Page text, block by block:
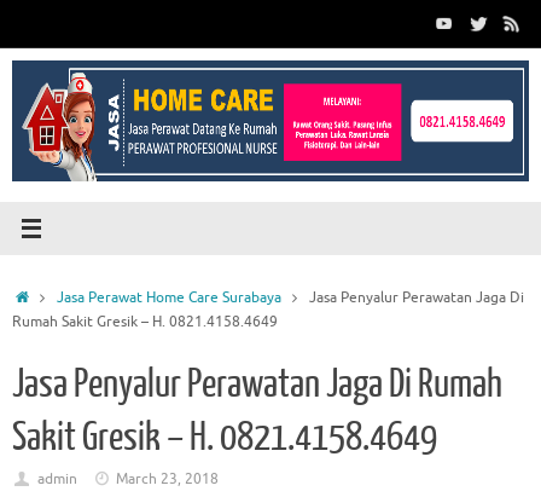
content
HomeJasa Perawat Home Care Surabaya
Jasa Penyalur Perawatan Jaga Di
Rumah Sakit Gresik – H. 0821.4158.4649
Jasa Penyalur Perawatan Jaga Di Rumah
Sakit Gresik – H. 0821.4158.4649
admin
March 23, 2018